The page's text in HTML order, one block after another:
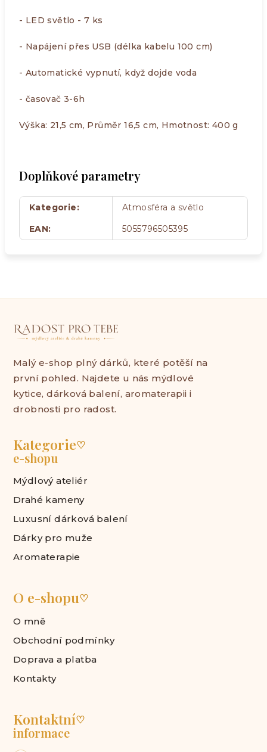
- LED světlo - 7 ks
- Napájení přes USB (délka kabelu 100 cm)
- Automatické vypnutí, když dojde voda
- časovač 3-6h
Výška: 21,5 cm, Průměr 16,5 cm, Hmotnost: 400 g
Doplňkové parametry
Kategorie:
Atmosféra a světlo
EAN: 5055796505395
Malý e-shop plný dárků, které potěší na
první pohled. Najdete u nás mýdlové
kytice, dárková balení, aromaterapii i
drobnosti pro radost.
Kategorie♡
e-shopu
Mýdlový ateliér
Drahé kameny
Luxusní dárková balení
Dárky pro muže
Aromaterapie
O e-shopu♡
O mně
Obchodní podmínky
Doprava a platba
Kontakty
Kontaktní♡
informace